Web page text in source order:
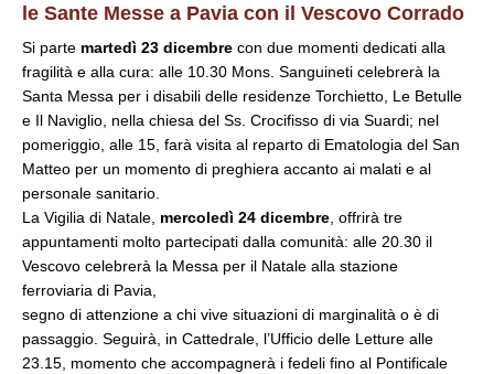
le Sante Messe a Pavia con il Vescovo Corrado
Si parte martedì 23 dicembre con due momenti dedicati alla
fragilità e alla cura: alle 10.30 Mons. Sanguineti celebrerà la
Santa Messa per i disabili delle residenze Torchietto, Le Betulle
e Il Naviglio, nella chiesa del Ss. Crocifisso di via Suardi; nel
pomeriggio, alle 15, farà visita al reparto di Ematologia del San
Matteo per un momento di preghiera accanto ai malati e al
personale sanitario.
La Vigilia di Natale, mercoledì 24 dicembre , offrirà tre
appuntamenti molto partecipati dalla comunità: alle 20.30 il
Vescovo celebrerà la Messa per il Natale alla stazione
ferroviaria di Pavia,
segno di attenzione a chi vive situazioni di marginalità o è di
passaggio. Seguirà, in Cattedrale, l’Ufficio delle Letture alle
23.15, momento che accompagnerà i fedeli fino al Pontificale